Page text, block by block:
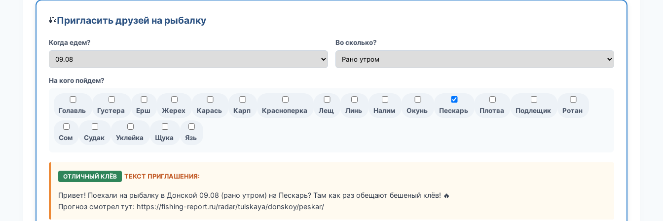
🎣Пригласить друзей на рыбалку
Когда едем? Во сколько?
На кого пойдем?
Голавль Густера Ерш Жерех Карась Карп Красноперка Лещ Линь Налим Окунь Пескарь Плотва Подлещик Ротан
Сом Судак Уклейка Щука Язь
ОТЛИЧНЫЙ КЛЁВ ТЕКСТ ПРИГЛАШЕНИЯ:
Привет! Поехали на рыбалку в Донской 09.08 (рано утром) на Пескарь? Там как раз обещают бешеный клёв! 🔥
Прогноз смотрел тут: https://fishing-report.ru/radar/tulskaya/donskoy/peskar/